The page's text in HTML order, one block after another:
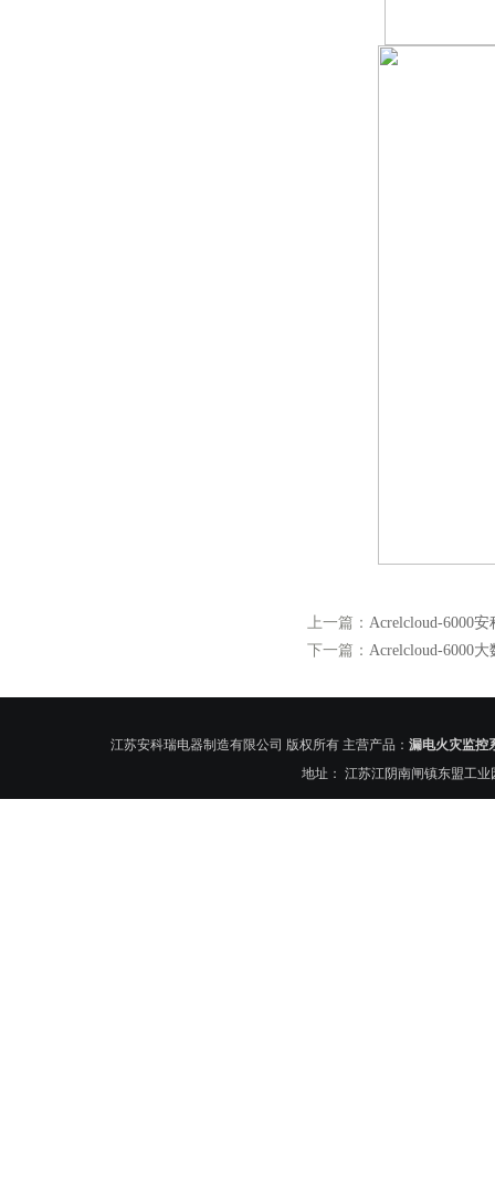
上一篇： Acrelcloud-6000
下一篇： Acrelcloud-6000
江苏安科瑞电器制造有限公司 版权所有 主营产品： 漏电火灾监控
地址： 江苏江阴南闸镇东盟工业